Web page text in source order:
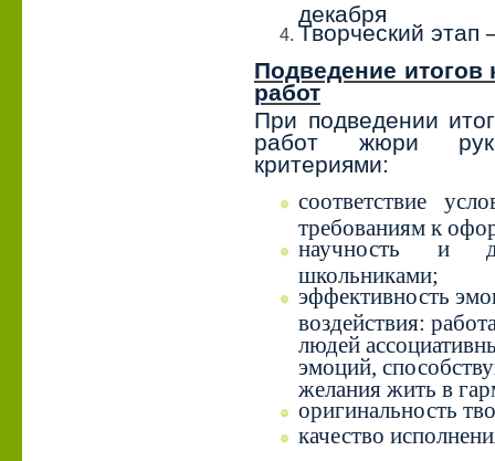
декабря
Творческий этап
Подведение итогов
работ
При подведении
работ жюри
критериями:
соответствие
требованиям к
научность и
школьниками;
эффективность
воздействия:
людей
эмоций,
желания жить в
оригинальность
качество